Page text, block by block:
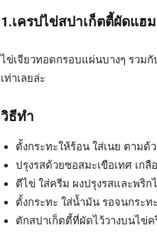
1.เครปไข่สปาเก็ตตี้ผัดแฮม
ไข่เจียวทอดกรอบแผ่นบางๆ รวม
เท่าเลยล่ะ
วิธีทำ
ตั้งกระทะให้ร้อน ใส่เนย ตาม
ปรุงรสด้วยซอสมะเขือเทศ เก
ตีไข่ ใส่ครีม ผงปรุงรสและพริ
ตั้งกระทะ ใส่น้ำมัน รอจนกระ
ตักสปาเก็ตตี้ที่ผัดไว้วางบนไข่